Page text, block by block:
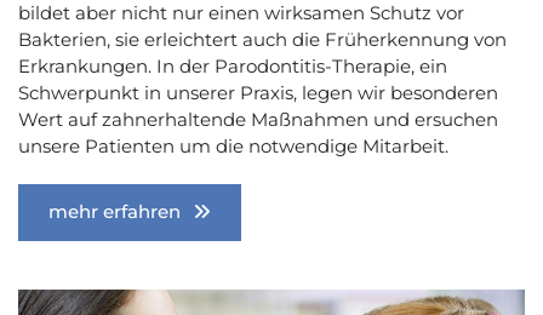
bildet aber nicht nur einen wirksamen Schutz vor
Bakterien, sie erleichtert auch die Früherkennung von
Erkrankungen. In der Parodontitis-Therapie, ein
Schwerpunkt in unserer Praxis, legen wir besonderen
Wert auf zahnerhaltende Maßnahmen und ersuchen
unsere Patienten um die notwendige Mitarbeit.
mehr erfahren